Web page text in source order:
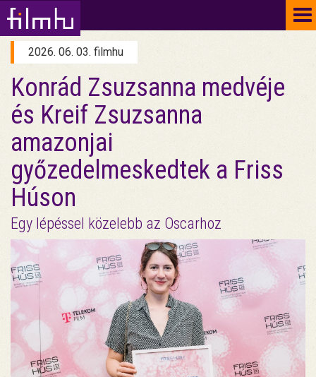
2026. 06. 03. filmhu
Konrád Zsuzsanna medvéje
és Kreif Zsuzsanna
amazonjai
győzedelmeskedtek a Friss
Húson
Egy lépéssel közelebb az Oscarhoz